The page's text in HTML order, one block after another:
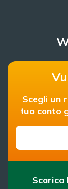
Scegli un
tuo conto
Scarica